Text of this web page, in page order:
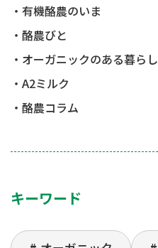
有機酪農のいま
酪農びと
オーガニックのある暮らし
A2ミルク
酪農コラム
キーワード